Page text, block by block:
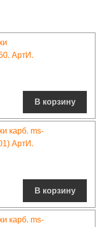
АртИ.
В корзину
карб. ms-
АртИ.
В корзину
карб. ms-